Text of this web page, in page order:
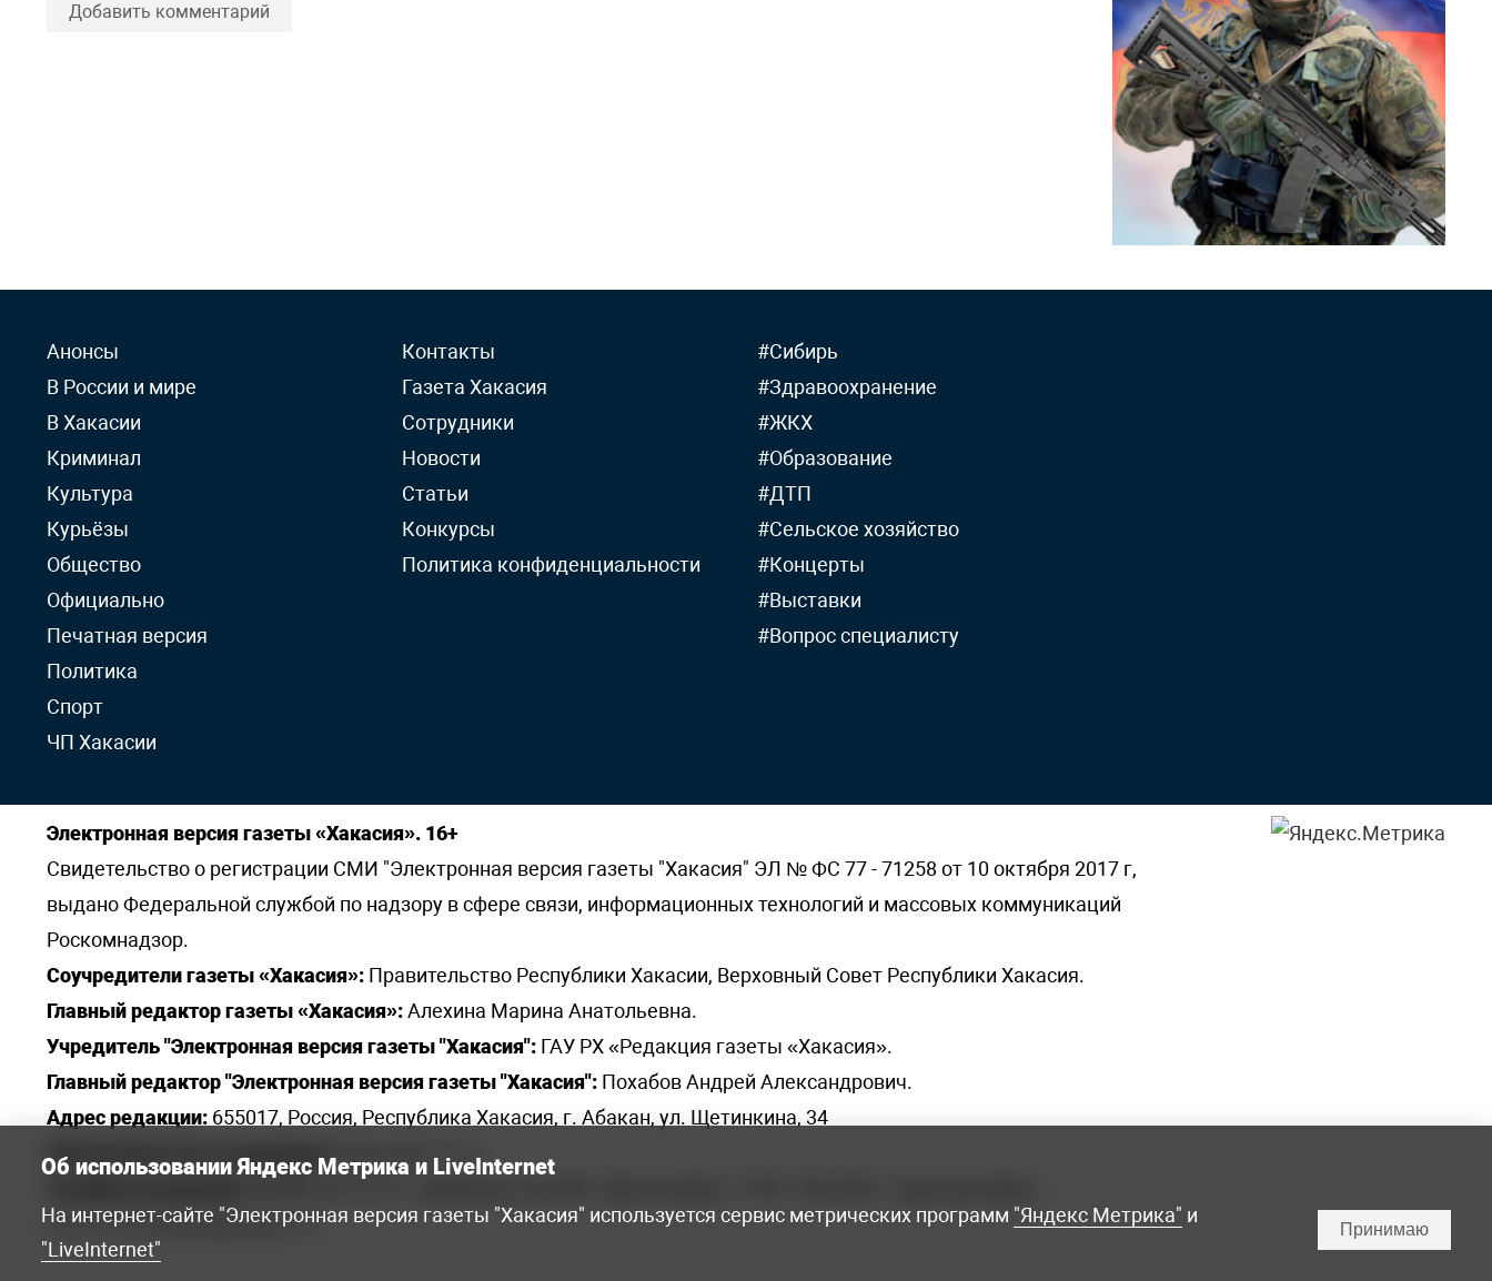
Добавить комментарий
Анонсы
В России и мире
В Хакасии
Криминал
Культура
Курьёзы
Общество
Официально
Печатная версия
Политика
Спорт
ЧП Хакасии
Контакты
Газета Хакасия
Сотрудники
Новости
Статьи
Конкурсы
Политика конфиденциальности
#Сибирь
#Здравоохранение
#ЖКХ
#Образование
#ДТП
#Сельское хозяйство
#Концерты
#Выставки
#Вопрос специалисту
Электронная версия газеты «Хакасия». 16+
Свидетельство о регистрации СМИ "Электронная версия газеты "Хакасия" ЭЛ № ФС 77 - 71258 от 10 октября 2017 г,
выдано Федеральной службой по надзору в сфере связи, информационных технологий и массовых коммуникаций
Роскомнадзор.
Соучредители газеты «Хакасия»: Правительство Республики Хакасии, Верховный Совет Республики Хакасия.
Главный редактор газеты «Хакасия»:Алехина Марина Анатольевна.
Учредитель "Электронная версия газеты "Хакасия": ГАУ РХ «Редакция газеты «Хакасия».
Главный редактор "Электронная версия газеты "Хакасия": Похабов Андрей Александрович.
Адрес редакции: 655017, Россия, Республика Хакасия, г. Абакан, ул. Щетинкина, 34
Электронная почта редакции: khakred@r-19.ru
elena.s.korotkowa@yandex.ru.
Об использовании Яндекс Метрика и LiveInternet
На интернет-сайте "Электронная версия газеты "Хакасия" используется сервис метрических программ "Яндекс Метрика" и
"LiveInternet"
Принимаю